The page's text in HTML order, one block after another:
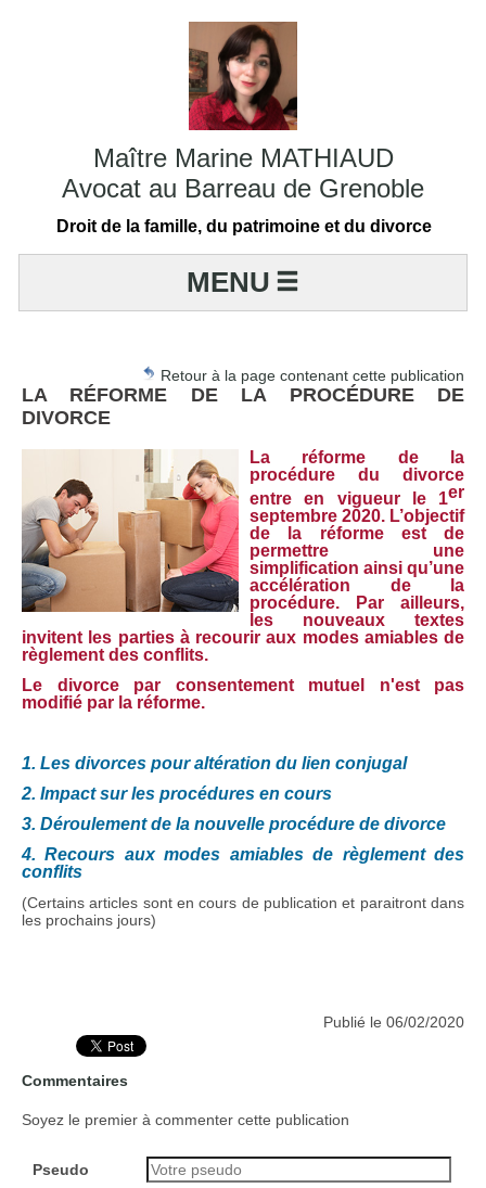
Maître Marine MATHIAUD
Avocat au Barreau de Grenoble
Droit de la famille, du patrimoine et du divorce
MENU
Retour à la page contenant cette publication
LA RÉFORME DE LA PROCÉDURE DE
DIVORCE
La réforme de la
procédure du divorce
entre en vigueur le 1er
septembre 2020. L’objectif
de la réforme est de
permettre une
simplification ainsi qu’une
accélération de la
procédure. Par ailleurs,
les nouveaux textes
invitent les parties à recourir aux modes amiables de
règlement des conflits.
Le divorce par consentement mutuel n'est pas
modifié par la réforme.
1. Les divorces pour altération du lien conjugal
2. Impact sur les procédures en cours
3. Déroulement de la nouvelle procédure de divorce
4. Recours aux modes amiables de règlement des
conflits
(Certains articles sont en cours de publication et paraitront dans
les prochains jours)
Publié le 06/02/2020
Commentaires
Soyez le premier à commenter cette publication
Pseudo